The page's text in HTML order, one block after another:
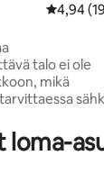
4,94
talo ei ole
mikä
2021
ennen